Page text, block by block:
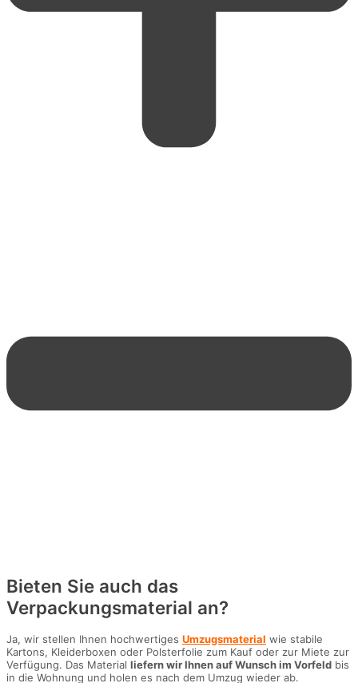
Bieten Sie auch das
Verpackungsmaterial an?
Ja, wir stellen Ihnen hochwertiges Umzugsmaterial wie stabile
Kartons, Kleiderboxen oder Polsterfolie zum Kauf oder zur Miete zur
Verfügung. Das Material liefern wir Ihnen auf Wunsch im Vorfeld bis
in die Wohnung und holen es nach dem Umzug wieder ab.